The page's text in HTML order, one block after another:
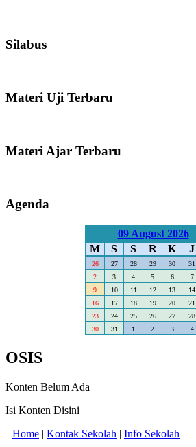
Silabus
Materi Uji Terbaru
Materi Ajar Terbaru
Agenda
09 August 2026
M
S S R K J
26 27 28 29 30 31
2
3 4 5 6 7
9
10 11 12 13 14
16
17 18 19 20 21
23
24 25 26 27 28
30
31 1 2 3 4
OSIS
Konten Belum Ada
Isi Konten Disini
Home | Kontak Sekolah | Info Sekolah